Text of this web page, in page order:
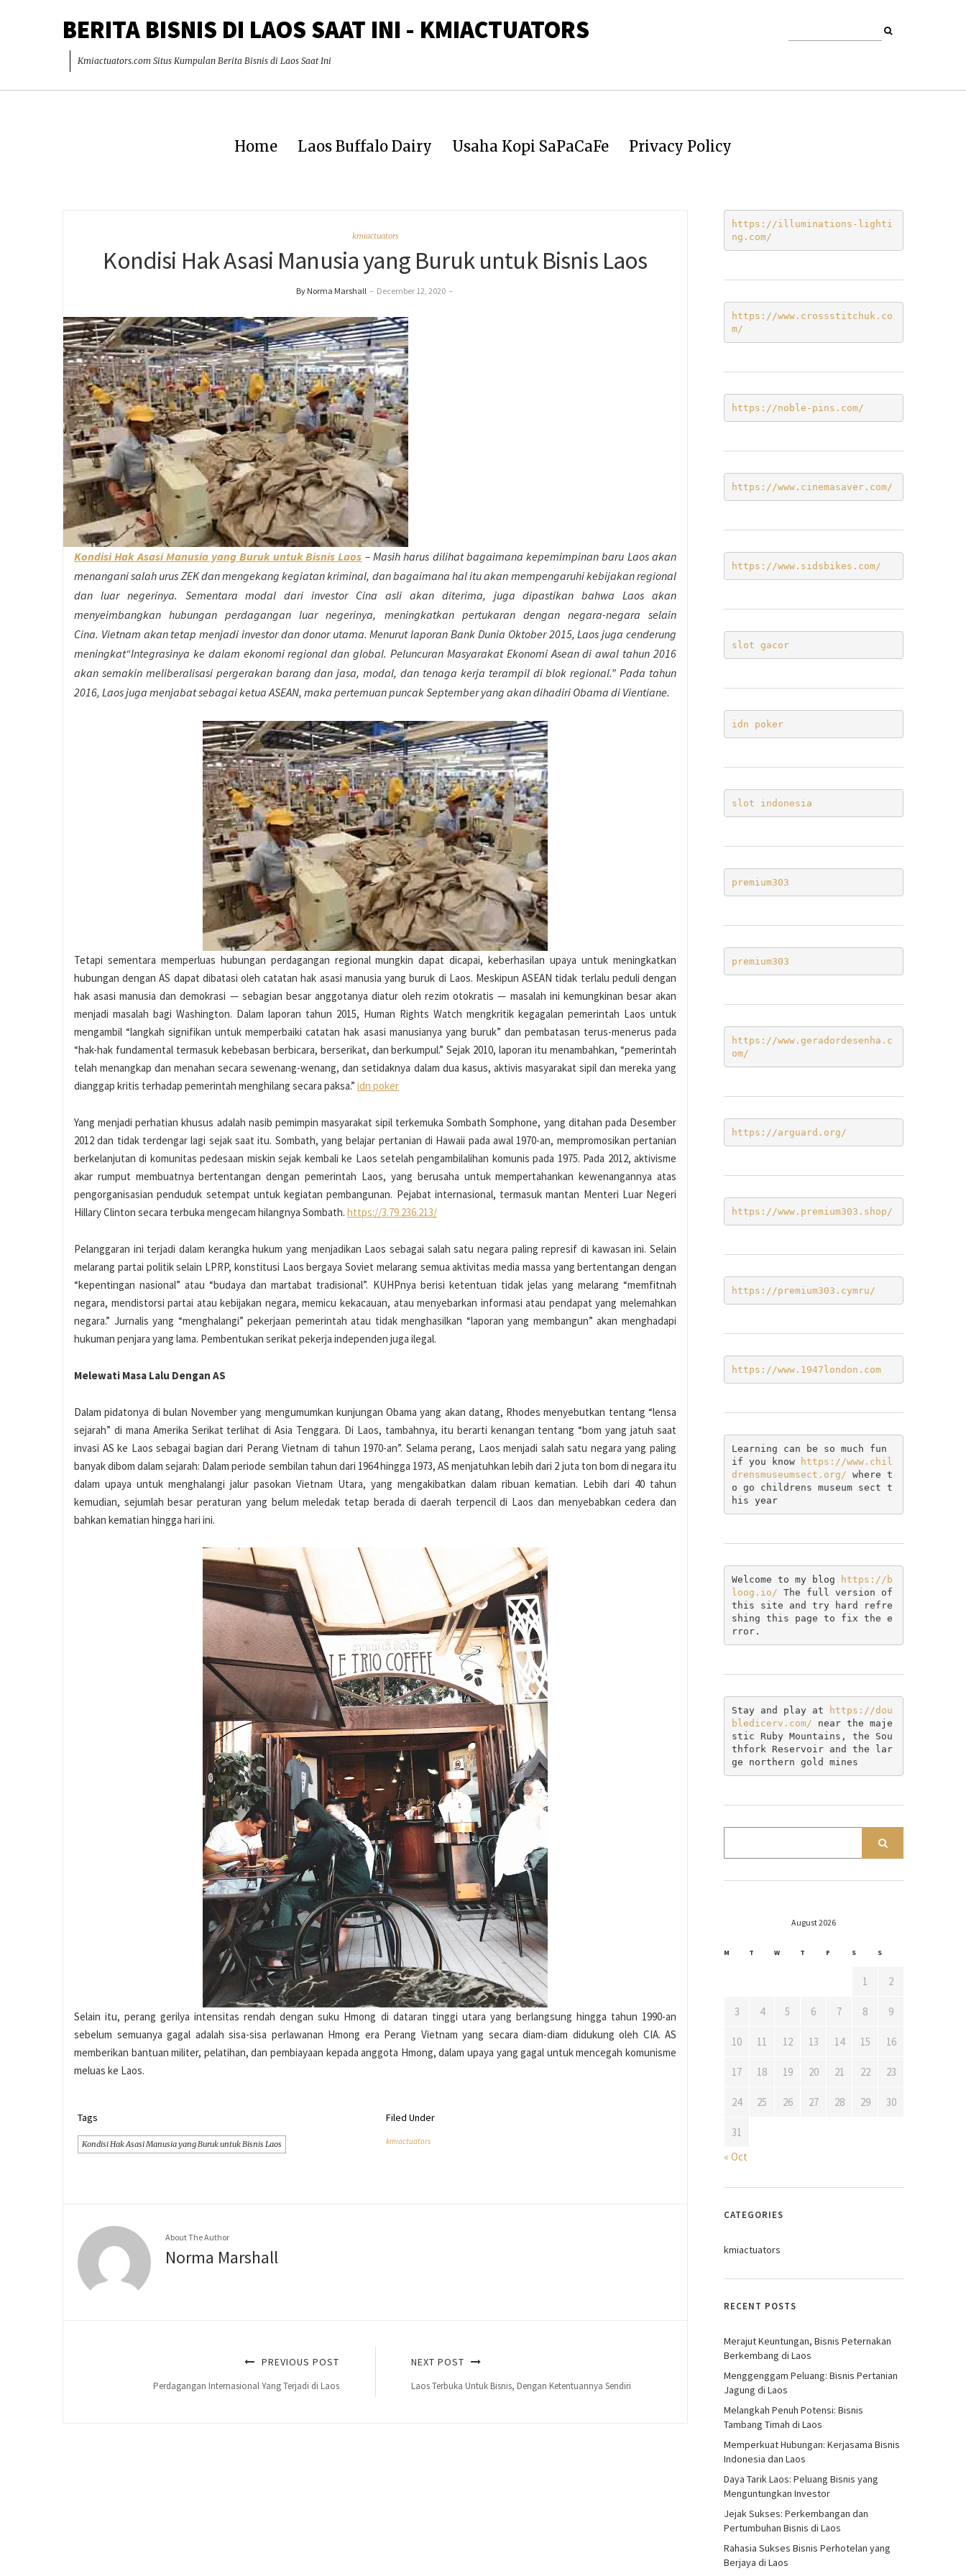
BERITA BISNIS DI LAOS SAAT INI - KMIACTUATORS
Kmiactuators.com Situs Kumpulan Berita Bisnis di Laos Saat Ini
Home Laos Buffalo Dairy Usaha Kopi SaPaCaFe Privacy Policy
kmiactuators
Kondisi Hak Asasi Manusia yang Buruk untuk Bisnis Laos
By Norma Marshall – December 12, 2020 –
Kondisi Hak Asasi Manusia yang Buruk untuk Bisnis Laos – Masih harus dilihat bagaimana kepemimpinan baru Laos akan
menangani salah urus ZEK dan mengekang kegiatan kriminal, dan bagaimana hal itu akan mempengaruhi kebijakan regional
dan luar negerinya. Sementara modal dari investor Cina asli akan diterima, juga dipastikan bahwa Laos akan
menyeimbangkan hubungan perdagangan luar negerinya, meningkatkan pertukaran dengan negara-negara selain
Cina. Vietnam akan tetap menjadi investor dan donor utama. Menurut laporan Bank Dunia Oktober 2015, Laos juga cenderung
meningkat“Integrasinya ke dalam ekonomi regional dan global. Peluncuran Masyarakat Ekonomi Asean di awal tahun 2016
akan semakin meliberalisasi pergerakan barang dan jasa, modal, dan tenaga kerja terampil di blok regional.” Pada tahun
2016, Laos juga menjabat sebagai ketua ASEAN, maka pertemuan puncak September yang akan dihadiri Obama di Vientiane.
Tetapi sementara memperluas hubungan perdagangan regional mungkin dapat dicapai, keberhasilan upaya untuk meningkatkan
hubungan dengan AS dapat dibatasi oleh catatan hak asasi manusia yang buruk di Laos. Meskipun ASEAN tidak terlalu peduli dengan
hak asasi manusia dan demokrasi — sebagian besar anggotanya diatur oleh rezim otokratis — masalah ini kemungkinan besar akan
menjadi masalah bagi Washington. Dalam laporan tahun 2015, Human Rights Watch mengkritik kegagalan pemerintah Laos untuk
mengambil “langkah signifikan untuk memperbaiki catatan hak asasi manusianya yang buruk” dan pembatasan terus-menerus pada
“hak-hak fundamental termasuk kebebasan berbicara, berserikat, dan berkumpul.” Sejak 2010, laporan itu menambahkan, “pemerintah
telah menangkap dan menahan secara sewenang-wenang, dan setidaknya dalam dua kasus, aktivis masyarakat sipil dan mereka yang
dianggap kritis terhadap pemerintah menghilang secara paksa.” idn poker
Yang menjadi perhatian khusus adalah nasib pemimpin masyarakat sipil terkemuka Sombath Somphone, yang ditahan pada Desember
2012 dan tidak terdengar lagi sejak saat itu. Sombath, yang belajar pertanian di Hawaii pada awal 1970-an, mempromosikan pertanian
berkelanjutan di komunitas pedesaan miskin sejak kembali ke Laos setelah pengambilalihan komunis pada 1975. Pada 2012, aktivisme
akar rumput membuatnya bertentangan dengan pemerintah Laos, yang berusaha untuk mempertahankan kewenangannya atas
pengorganisasian penduduk setempat untuk kegiatan pembangunan. Pejabat internasional, termasuk mantan Menteri Luar Negeri
Hillary Clinton secara terbuka mengecam hilangnya Sombath. https://3.79.236.213/
Pelanggaran ini terjadi dalam kerangka hukum yang menjadikan Laos sebagai salah satu negara paling represif di kawasan ini. Selain
melarang partai politik selain LPRP, konstitusi Laos bergaya Soviet melarang semua aktivitas media massa yang bertentangan dengan
“kepentingan nasional” atau “budaya dan martabat tradisional”. KUHPnya berisi ketentuan tidak jelas yang melarang “memfitnah
negara, mendistorsi partai atau kebijakan negara, memicu kekacauan, atau menyebarkan informasi atau pendapat yang melemahkan
negara.” Jurnalis yang “menghalangi” pekerjaan pemerintah atau tidak menghasilkan “laporan yang membangun” akan menghadapi
hukuman penjara yang lama. Pembentukan serikat pekerja independen juga ilegal.
Melewati Masa Lalu Dengan AS
Dalam pidatonya di bulan November yang mengumumkan kunjungan Obama yang akan datang, Rhodes menyebutkan tentang “lensa
sejarah” di mana Amerika Serikat terlihat di Asia Tenggara. Di Laos, tambahnya, itu berarti kenangan tentang “bom yang jatuh saat
invasi AS ke Laos sebagai bagian dari Perang Vietnam di tahun 1970-an”. Selama perang, Laos menjadi salah satu negara yang paling
banyak dibom dalam sejarah: Dalam periode sembilan tahun dari 1964 hingga 1973, AS menjatuhkan lebih dari 2 juta ton bom di negara itu
dalam upaya untuk menghalangi jalur pasokan Vietnam Utara, yang mengakibatkan dalam ribuan kematian. Lebih dari 40 tahun
kemudian, sejumlah besar peraturan yang belum meledak tetap berada di daerah terpencil di Laos dan menyebabkan cedera dan
bahkan kematian hingga hari ini.
Selain itu, perang gerilya intensitas rendah dengan suku Hmong di dataran tinggi utara yang berlangsung hingga tahun 1990-an
sebelum semuanya gagal adalah sisa-sisa perlawanan Hmong era Perang Vietnam yang secara diam-diam didukung oleh CIA. AS
memberikan bantuan militer, pelatihan, dan pembiayaan kepada anggota Hmong, dalam upaya yang gagal untuk mencegah komunisme
meluas ke Laos.
Tags
Kondisi Hak Asasi Manusia yang Buruk untuk Bisnis Laos
Filed Under
kmiactuators
About The Author
Norma Marshall
PREVIOUS POST
Perdagangan Internasional Yang Terjadi di Laos
NEXT POST
Laos Terbuka Untuk Bisnis, Dengan Ketentuannya Sendiri
https://illuminations-lighti
ng.com/
https://www.crossstitchuk.co
m/
https://noble-pins.com/
https://www.cinemasaver.com/
https://www.sidsbikes.com/
slot gacor
idn poker
slot indonesia
premium303
premium303
https://www.geradordesenha.c
om/
https://arguard.org/
https://www.premium303.shop/
https://premium303.cymru/
https://www.1947london.com
Learning can be so much fun
if you know
https://www.chil
drensmuseumsect.org/ where t
o go childrens museum sect t
his year
Welcome to my blog
https://b
loog.io/ The full version of
this site and try hard refre
shing this page to fix the e
rror.
Stay and play at
https://dou
bledicerv.com/ near the maje
stic Ruby Mountains, the Sou
thfork Reservoir and the lar
ge northern gold mines
August 2026
M T W T F S S
1 2
3 4 5 6 7 8 9
10 11 12 13 14 15 16
17 18 19 20 21 22 23
24 25 26 27 28 29 30
31
« Oct
CATEGORIES
kmiactuators
RECENT POSTS
Merajut Keuntungan, Bisnis Peternakan
Berkembang di Laos
Menggenggam Peluang: Bisnis Pertanian
Jagung di Laos
Melangkah Penuh Potensi: Bisnis
Tambang Timah di Laos
Memperkuat Hubungan: Kerjasama Bisnis
Indonesia dan Laos
Daya Tarik Laos: Peluang Bisnis yang
Menguntungkan Investor
Jejak Sukses: Perkembangan dan
Pertumbuhan Bisnis di Laos
Rahasia Sukses Bisnis Perhotelan yang
Berjaya di Laos